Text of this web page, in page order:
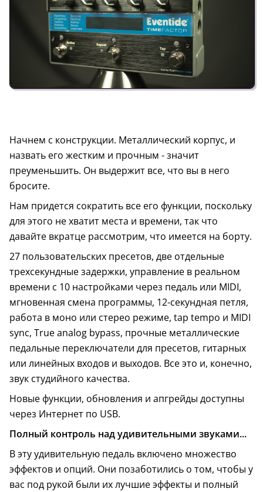
Начнем с конструкции. Металлический корпус, и
назвать его жестким и прочным - значит
преуменьшить. Он выдержит все, что вы в него
бросите.
Нам придется сократить все его функции, поскольку
для этого не хватит места и времени, так что
давайте вкратце рассмотрим, что имеется на борту.
27 пользовательских пресетов, две отдельные
трехсекундные задержки, управление в реальном
времени с 10 настройками через педаль или MIDI,
мгновенная смена программы, 12-секундная петля,
работа в моно или стерео режиме, tap tempo и MIDI
sync, True analog bypass, прочные металлические
педальные переключатели для пресетов, гитарных
или линейных входов и выходов. Все это и, конечно,
звук студийного качества.
Новые функции, обновления и апгрейды доступны
через Интернет по USB.
Полный контроль над удивительными звуками...
В эту удивительную педаль включено множество
эффектов и опций. Они позаботились о том, чтобы у
вас под рукой были их лучшие эффекты и полный